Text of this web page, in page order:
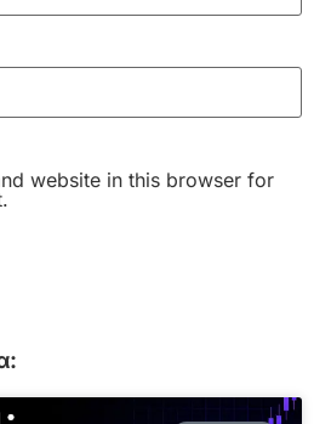
website in this browser for